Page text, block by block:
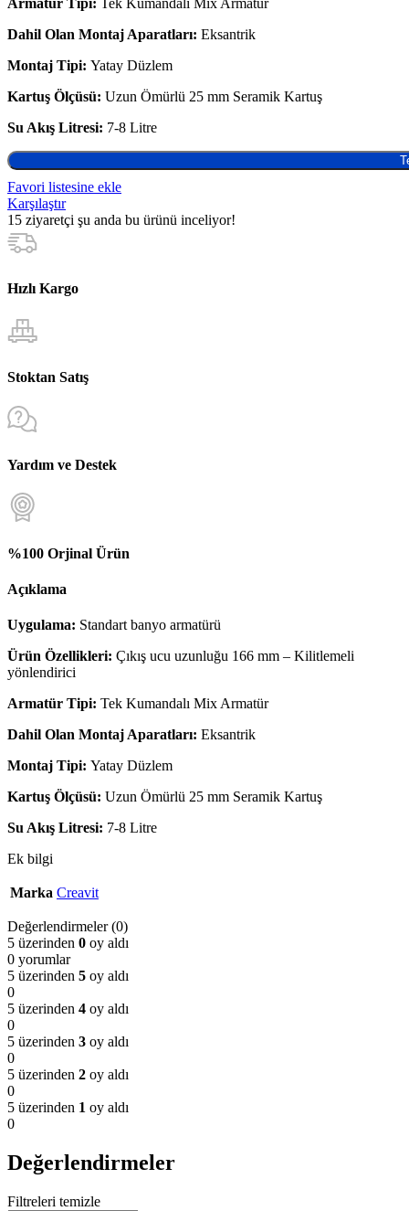
Dahil Olan Montaj Aparatları: Eksantrik
Montaj Tipi: Yatay Düzlem
Kartuş Ölçüsü: Uzun Ömürlü 25 mm Seramik Kartuş
Su Akış Litresi: 7-8 Litre
Favori listesine ekle
Karşılaştır
15 ziyaretçi şu anda bu ürünü inceliyor!
Hızlı Kargo
Stoktan Satış
Yardım ve Destek
%100 Orjinal Ürün
Açıklama
Uygulama: Standart banyo armatürü
Ürün Özellikleri: Çıkış ucu uzunluğu 166 mm – Kilitlemeli
yönlendirici
Armatür Tipi: Tek Kumandalı Mix Armatür
Dahil Olan Montaj Aparatları: Eksantrik
Montaj Tipi: Yatay Düzlem
Kartuş Ölçüsü: Uzun Ömürlü 25 mm Seramik Kartuş
Su Akış Litresi: 7-8 Litre
Ek bilgi
Marka Creavit
Değerlendirmeler (0)
5 üzerinden 0 oy aldı
0 yorumlar
5 üzerinden 5 oy aldı
0
5 üzerinden 4 oy aldı
0
5 üzerinden 3 oy aldı
0
5 üzerinden 2 oy aldı
0
5 üzerinden 1 oy aldı
0
Değerlendirmeler
Filtreleri temizle